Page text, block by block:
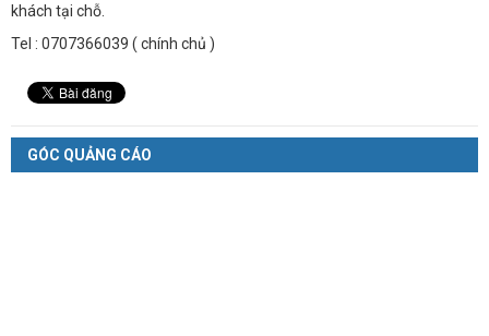
khách tại chỗ.
Tel : 0707366039 ( chính chủ )
GÓC QUẢNG CÁO